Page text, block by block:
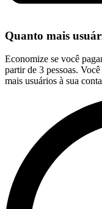
Quanto mais
Economize se você
partir de 3 pessoas.
mais usuários à sua